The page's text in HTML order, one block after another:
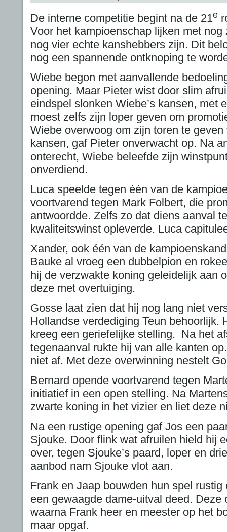
De interne competitie begint na de 21e
Voor het kampioenschap lijken met
nog vier echte kanshebbers zijn. Dit
nog een spannende ontknoping te
Wiebe begon met aanvallende
opening. Maar Pieter wist door slim
eindspel slonken Wiebe’s kansen, met
moest zelfs zijn loper geven om
Wiebe overwoog om zijn toren te
kansen, gaf Pieter onverwacht op. Na
onterecht, Wiebe beleefde zijn
onverdiend.
Luca speelde tegen één van de
voortvarend tegen Mark Folbert, die
antwoordde. Zelfs zo dat diens aanval
kwaliteitswinst opleverde. Luca
Xander, ook één van de
Bauke al vroeg een dubbelpion en
hij de verzwakte koning geleidelijk aan
deze met overtuiging.
Gosse laat zien dat hij nog lang niet
Hollandse verdediging Teun behoorlijk.
kreeg een geriefelijke stelling. Na het
tegenaanval rukte hij van alle kanten
niet af. Met deze overwinning nestelt
Bernard opende voortvarend tegen
initiatief in een open stelling. Na
zwarte koning in het vizier en liet deze
Na een rustige opening gaf Jos een
Sjouke. Door flink wat afruilen hield hij
over, tegen Sjouke’s paard, loper en
aanbod nam Sjouke vlot aan.
Frank en Jaap bouwden hun spel
een gewaagde dame-uitval deed. Deze
waarna Frank heer en meester op het
maar opgaf.